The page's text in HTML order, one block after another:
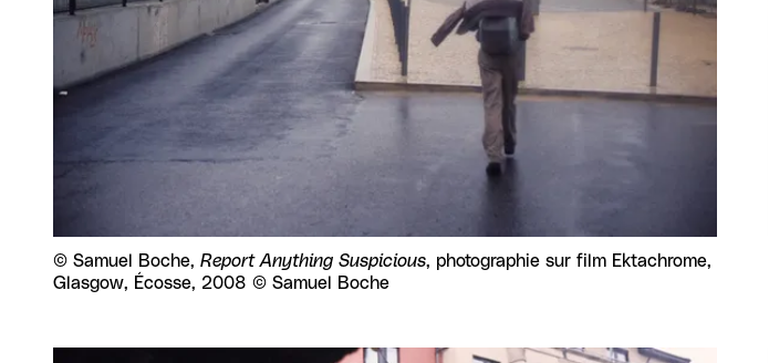
Droits réservés :
© Samuel Boche, Report Anything Suspicious, photographie sur film Ektachrome,
Glasgow, Écosse, 2008 © Samuel Boche